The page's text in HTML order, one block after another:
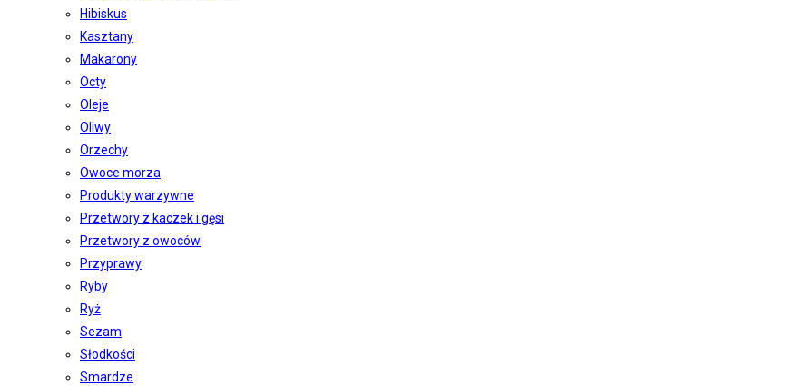
Hibiskus
Kasztany
Makarony
Octy
Oleje
Oliwy
Orzechy
Owoce morza
Produkty warzywne
Przetwory z kaczek i gęsi
Przetwory z owoców
Przyprawy
Ryby
Ryż
Sezam
Słodkości
Smardze